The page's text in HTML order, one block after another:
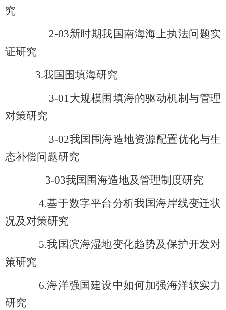
究
2-03新时期我国南海海上执法问题实
证研究
3.我国 围填海研究
3-01大规模围填海的驱动机制与管理
对策研究
3-02我国围海造地资源配置优化与生
态补偿问题研究
3-03我国围海造地及管理制度研究
4.基于数字平台分析我国海岸线变迁状
况及对策研究
5.我国滨海湿地变化趋势及保护开发对
策研究
6.海洋强国建设中如何加强海洋软实力
研究